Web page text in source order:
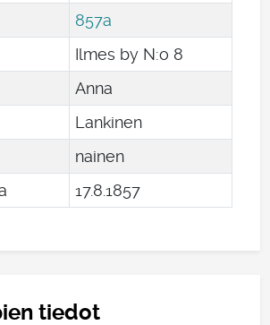
857a
Ilmes by N:o 8
Anna
Lankinen
nainen
17.81857
tiedot